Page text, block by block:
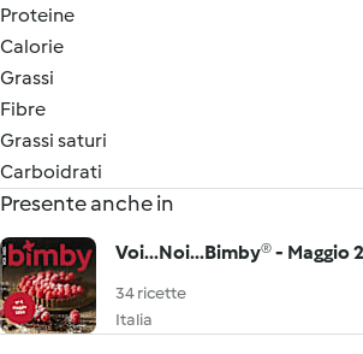
Proteine
Calorie
Grassi
Fibre
Grassi saturi
Carboidrati
Presente anche in
Voi...Noi...Bimby® - Maggio
34 ricette
Italia